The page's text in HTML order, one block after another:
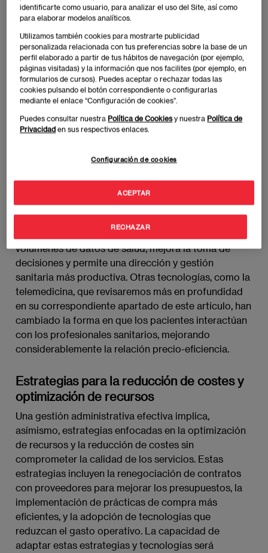
depende del desarrollo constante de habilidades en
liderazgo y gestión del personal. Programas como el
MBA en Healthcare Management de EAE Business
School Madrid fusionan conocimientos técnicos con
competencias directivas, potenciando la operativa
de las organizaciones sanitarias, e impulsando la
excelencia en la prestación de servicios de salud.
en el sector sanitario.
Integración de tecnología y digitalización
COVID-19, las organizaciones sanitarias han
comenzado a implementar herramientas de big data
volúmenes de datos de salud, mejora la toma de
decisiones y permite una dirección y gestión
sanitaria más productiva. Otras tecnologías, como la
telemedicina, que revisaremos más en profundidad
en su correspondiente apartado de este artículo, han
cambiado la forma en que los pacientes interactúan
con los profesionales sanitarios, mejorando
considerablemente la relación precio-eficiencia.
Estrategias para la reducción de costes y
optimización de recursos
Una gestión administrativa efectiva implica,
asímismo, estrategias enfocadas en la optimización
de recursos y la reducción de costes sin
comprometer la calidad de los servicios. Estas
estrategias incluyen la renegociación de contratos
con proveedores para mejorar los presupuestos, la
implementación de prácticas de compra más
eficientes, y la adopción de tecnologías que
reduzcan el gasto operativo. La capacidad de
adaptar estas estrategias y tecnologías será
identificarte como usuario, para analizar el uso del Site, así como
para elaborar modelos analíticos.
Utilizamos también cookies para mostrarte publicidad
personalizada relacionada con tus preferencias sobre la base de un
perfil elaborado a partir de tus hábitos de navegación (por ejemplo,
páginas visitadas) y la información que nos facilites (por ejemplo, en
formularios de cursos). Puedes aceptar o rechazar todas las
cookies pulsando el botón correspondiente o configurarlas
mediante el enlace “Configuración de cookies”.
Puedes consultar nuestra Política de Cookiesy nuestra Política de
Privacidad en sus respectivos enlaces.
Configuración de cookies
RECHAZAR
ACEPTAR